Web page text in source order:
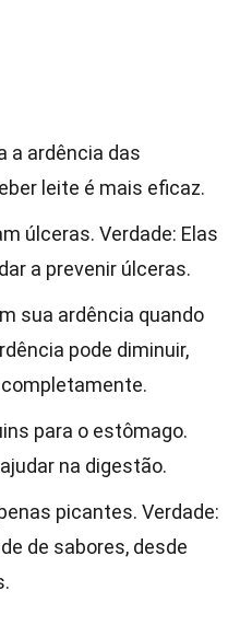
a ardência das
leite é mais eficaz.
úlceras. Verdade: Elas
a prevenir úlceras.
sua ardência quando
pode diminuir,
para o estômago.
na digestão.
picantes. Verdade:
de sabores, desde